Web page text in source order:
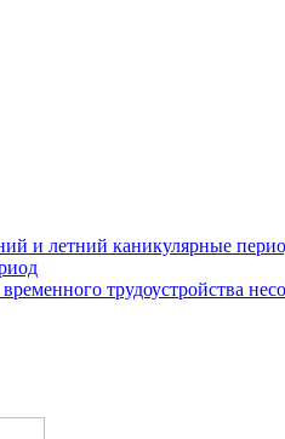
и летний каникулярные
трудоустройства